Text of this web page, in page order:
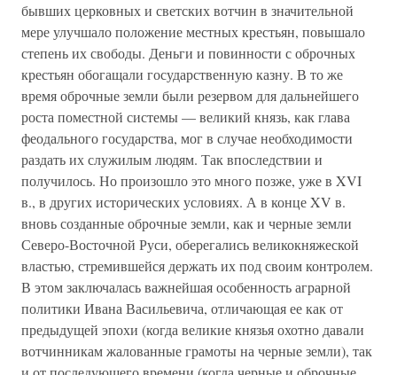
бывших церковных и светских вотчин в значительной
мере улучшало положение местных крестьян, повышало
степень их свободы. Деньги и повинности с оброчных
крестьян обогащали государственную казну. В то же
время оброчные земли были резервом для дальнейшего
роста поместной системы — великий князь, как глава
феодального государства, мог в случае необходимости
раздать их служилым людям. Так впоследствии и
получилось. Но произошло это много позже, уже в XVI
в., в других исторических условиях. А в конце XV в.
вновь созданные оброчные земли, как и черные земли
Северо-Восточной Руси, оберегались великокняжеской
властью, стремившейся держать их под своим контролем.
В этом заключалась важнейшая особенность аграрной
политики Ивана Васильевича, отличающая ее как от
предыдущей эпохи (когда великие князья охотно давали
вотчинникам жалованные грамоты на черные земли), так